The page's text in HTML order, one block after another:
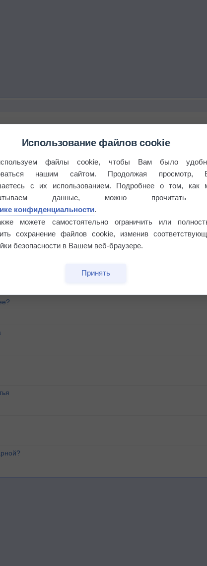
Использование файлов cookie
файлы cookie, чтобы Вам было
нашим сайтом. Продолжая просмотр,
с их использованием. Подробнее о том, как
данные, можно прочитать
конфиденциальности.
можете самостоятельно ограничить или
сохранение файлов cookie, изменив
безопасности в Вашем веб-браузере.
Принять